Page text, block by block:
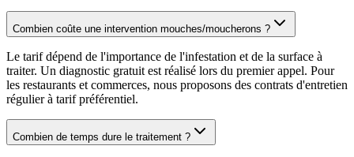
Combien coûte une intervention mouches/moucherons ?
Le tarif dépend de l'importance de l'infestation et de la surface à
traiter. Un diagnostic gratuit est réalisé lors du premier appel. Pour
les restaurants et commerces, nous proposons des contrats d'entretien
régulier à tarif préférentiel.
Combien de temps dure le traitement ?